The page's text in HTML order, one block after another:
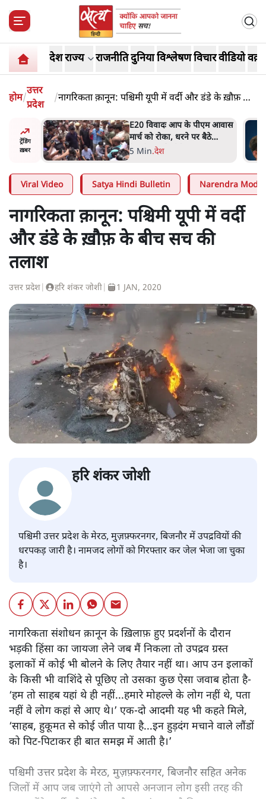
देशराज्य राजनीतिदुनियाविश्लेषणविचारवीडियो
होम/
उत्तर
प्रदेश
/नागरिकता क़ानून: पश्चिमी यूपी में वर्दी और डंडे के ख़ौफ़ के
ट्रेंडिंग
ख़बर
आवास
RSS जेन अल्फा संवादः दिपके ने
कहा- 70-80 साल के बुजुर्ग से जेन
जी को क्या मिलेगा
7 Min.देश
Viral Video Satya Hindi Bulletin Narendra Modi
नागरिकता क़ानून: पश्चिमी यूपी में वर्दी
और डंडे के ख़ौफ़ के बीच सच की
तलाश
उत्तर प्रदेश हरि शंकर जोशी 1 JAN, 2020
हरि शंकर जोशी
पश्चिमी उत्तर प्रदेश के मेरठ, मुज़फ़्फरनगर, बिजनौर में उपद्रवियों की
धरपकड़ जारी है। नामजद लोगों को गिरफ्तार कर जेल भेजा जा चुका
है।
नागरिकता संशोधन क़ानून के ख़िलाफ़ हुए प्रदर्शनों के दौरान
भड़की हिंसा का जायजा लेने जब मैं निकला तो उपद्रव ग्रस्त
इलाकों में कोई भी बोलने के लिए तैयार नहीं था। आप उन इलाकों
के किसी भी वाशिंदे से पूछिए तो उसका कुछ ऐसा जवाब होता है-
‘हम तो साहब यहां थे ही नहीं...हमारे मोहल्ले के लोग नहीं थे, पता
नहीं वे लोग कहां से आए थे।’ एक-दो आदमी यह भी कहते मिले,
‘साहब, हुकूमत से कोई जीत पाया है...इन हुड़दंग मचाने वाले लौंडों
को पिट-पिटाकर ही बात समझ में आती है।’
पश्चिमी उत्तर प्रदेश के मेरठ, मुज़फ़्फरनगर, बिजनौर सहित अनेक
जिलों में आप जब जाएंगे तो आपसे अनजान लोग इसी तरह की